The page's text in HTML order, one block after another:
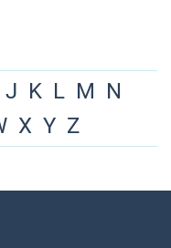
J K L M N
X Y Z